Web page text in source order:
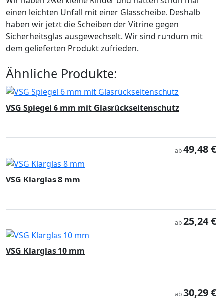
einen leichten Unfall mit einer Glasscheibe. Deshalb
haben wir jetzt die Scheiben der Vitrine gegen
Sicherheitsglas ausgewechselt. Wir sind rundum mit
dem gelieferten Produkt zufrieden.
Ähnliche Produkte:
VSG Spiegel 6 mm mit Glasrückseitenschutz
ab49,48 €
VSG Klarglas 8 mm
ab25,24 €
VSG Klarglas 10 mm
ab30,29 €